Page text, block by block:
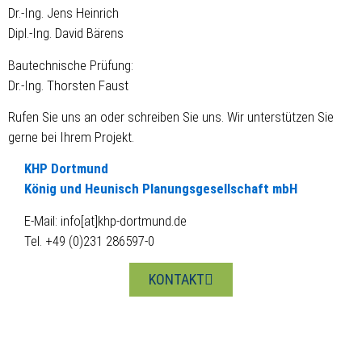
Dr.-Ing. Jens Heinrich
Dipl.-Ing. David Bärens
Bautechnische Prüfung:
Dr.-Ing. Thorsten Faust
Rufen Sie uns an oder schreiben Sie uns. Wir unterstützen Sie
gerne bei Ihrem Projekt.
KHP Dortmund
König und Heunisch Planungsgesellschaft mbH
E-Mail: info[at]khp-dortmund.de
Tel. +49 (0)231 286597-0
KONTAKT